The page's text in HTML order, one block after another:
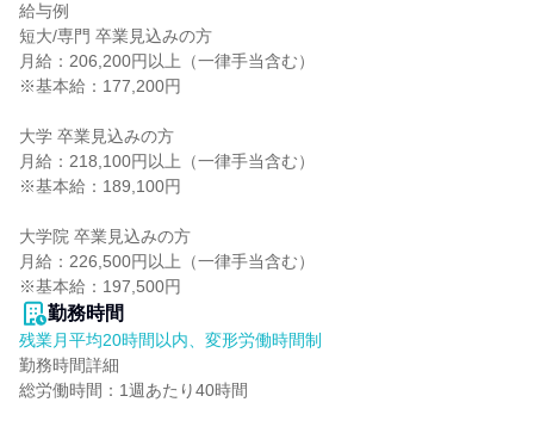
給与例
短大/専門 卒業見込みの方
月給：206,200円以上（一律手当含む）
※基本給：177,200円
大学 卒業見込みの方
月給：218,100円以上（一律手当含む）
※基本給：189,100円
大学院 卒業見込みの方
月給：226,500円以上（一律手当含む）
※基本給：197,500円
勤務時間
残業月平均20時間以内、変形労働時間制
勤務時間詳細
総労働時間：1週あたり40時間